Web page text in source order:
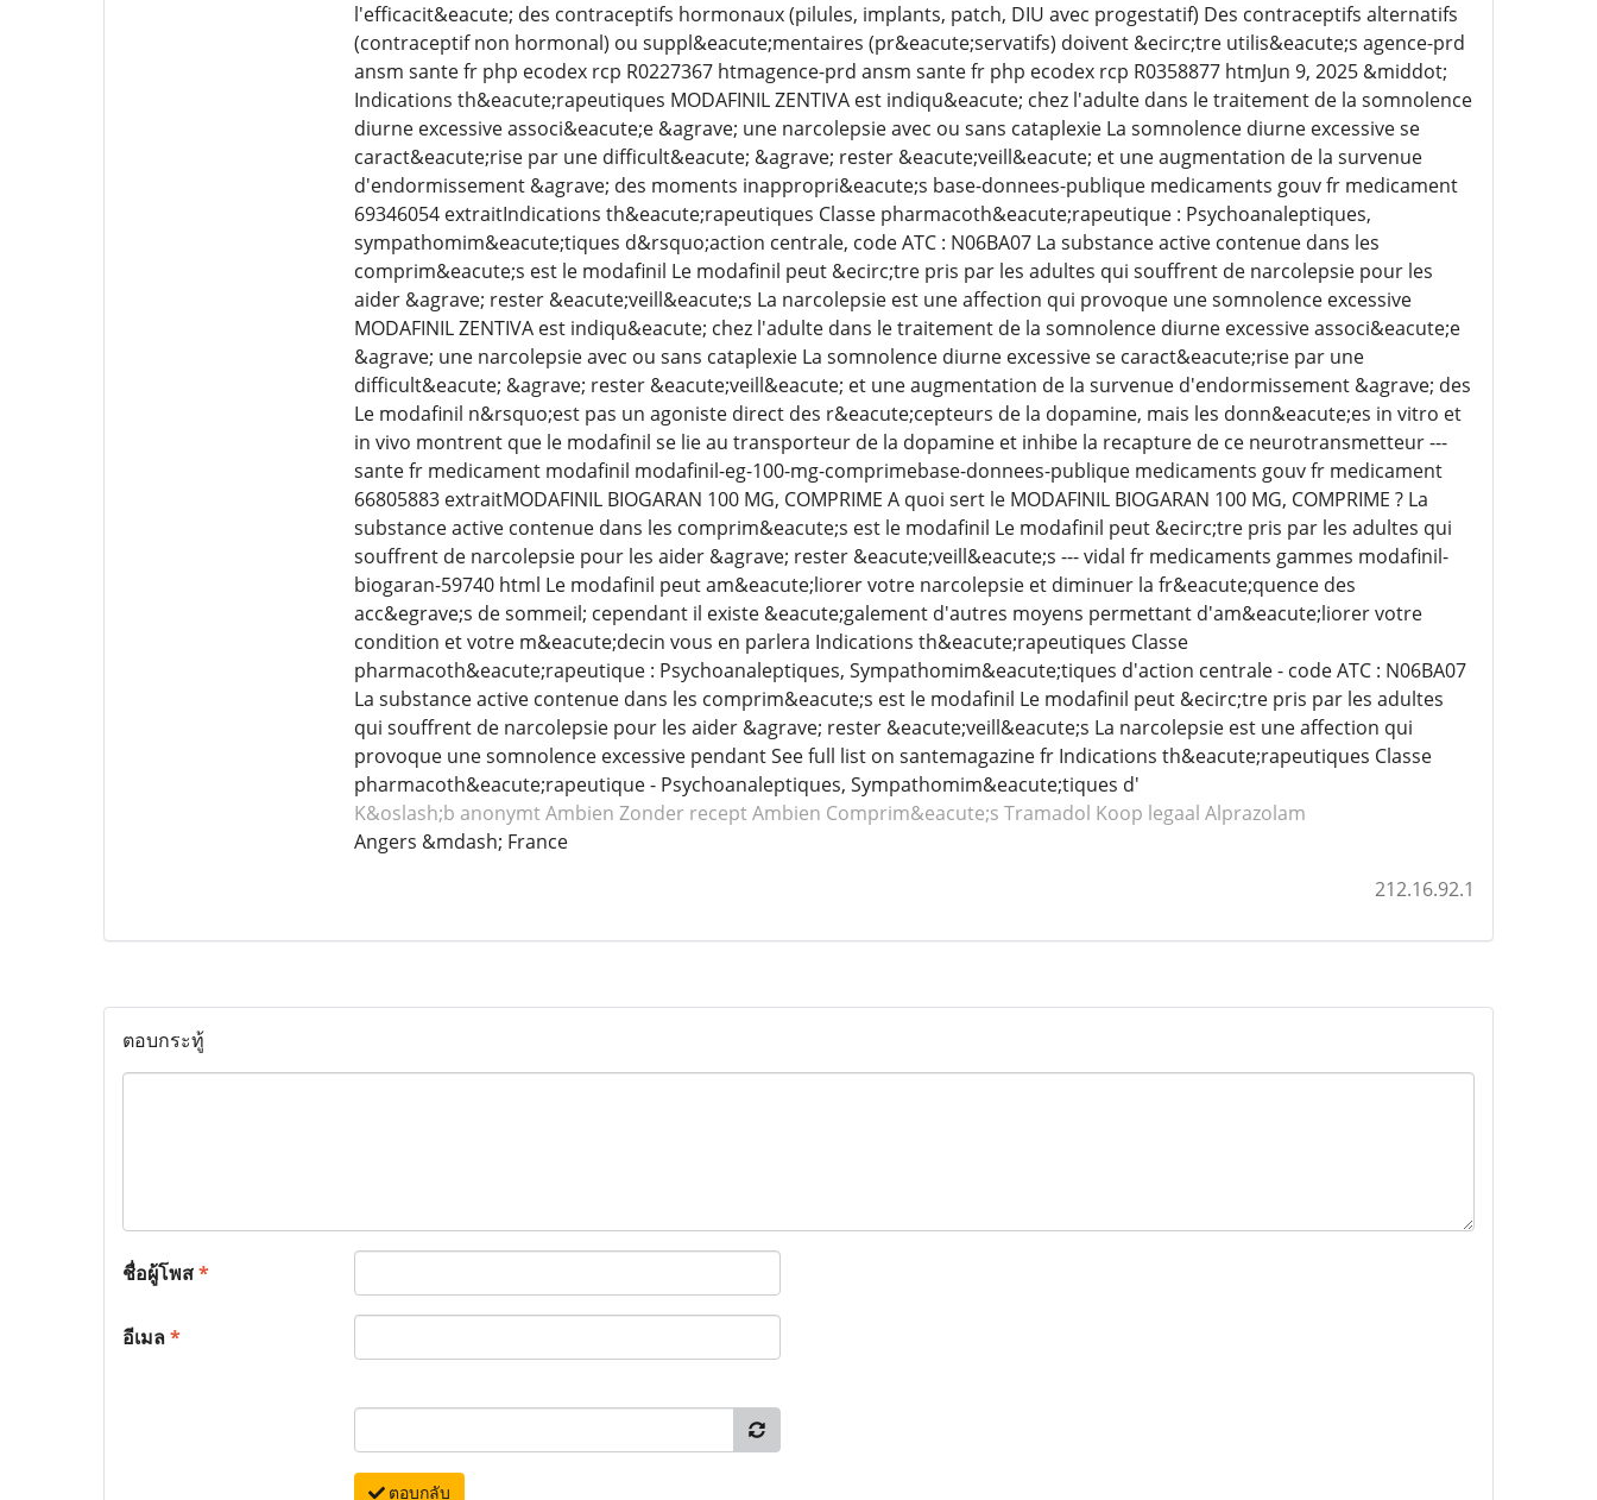
l'efficacit&eacute; des contraceptifs hormonaux (pilules, implants, patch, DIU avec progestatif) Des contraceptifs alternatifs
(contraceptif non hormonal) ou suppl&eacute;mentaires (pr&eacute;servatifs) doivent &ecirc;tre utilis&eacute;s agence-prd
ansm sante fr php ecodex rcp R0227367 htmagence-prd ansm sante fr php ecodex rcp R0358877 htmJun 9, 2025 &middot;
Indications th&eacute;rapeutiques MODAFINIL ZENTIVA est indiqu&eacute; chez l'adulte dans le traitement de la somnolence
diurne excessive associ&eacute;e &agrave; une narcolepsie avec ou sans cataplexie La somnolence diurne excessive se
caract&eacute;rise par une difficult&eacute; &agrave; rester &eacute;veill&eacute; et une augmentation de la survenue
d'endormissement &agrave; des moments inappropri&eacute;s base-donnees-publique medicaments gouv fr medicament
69346054 extraitIndications th&eacute;rapeutiques Classe pharmacoth&eacute;rapeutique : Psychoanaleptiques,
sympathomim&eacute;tiques d&rsquo;action centrale, code ATC : N06BA07 La substance active contenue dans les
comprim&eacute;s est le modafinil Le modafinil peut &ecirc;tre pris par les adultes qui souffrent de narcolepsie pour les
aider &agrave; rester &eacute;veill&eacute;s La narcolepsie est une affection qui provoque une somnolence excessive
MODAFINIL ZENTIVA est indiqu&eacute; chez l'adulte dans le traitement de la somnolence diurne excessive associ&eacute;e
&agrave; une narcolepsie avec ou sans cataplexie La somnolence diurne excessive se caract&eacute;rise par une
difficult&eacute; &agrave; rester &eacute;veill&eacute; et une augmentation de la survenue d'endormissement &agrave; des
Le modafinil n&rsquo;est pas un agoniste direct des r&eacute;cepteurs de la dopamine, mais les donn&eacute;es in vitro et
in vivo montrent que le modafinil se lie au transporteur de la dopamine et inhibe la recapture de ce neurotransmetteur ---
sante fr medicament modafinil modafinil-eg-100-mg-comprimebase-donnees-publique medicaments gouv fr medicament
66805883 extraitMODAFINIL BIOGARAN 100 MG, COMPRIME A quoi sert le MODAFINIL BIOGARAN 100 MG, COMPRIME ? La
substance active contenue dans les comprim&eacute;s est le modafinil Le modafinil peut &ecirc;tre pris par les adultes qui
souffrent de narcolepsie pour les aider &agrave; rester &eacute;veill&eacute;s --- vidal fr medicaments gammes modafinil-
biogaran-59740 html Le modafinil peut am&eacute;liorer votre narcolepsie et diminuer la fr&eacute;quence des
acc&egrave;s de sommeil; cependant il existe &eacute;galement d'autres moyens permettant d'am&eacute;liorer votre
condition et votre m&eacute;decin vous en parlera Indications th&eacute;rapeutiques Classe
pharmacoth&eacute;rapeutique : Psychoanaleptiques, Sympathomim&eacute;tiques d'action centrale - code ATC : N06BA07
La substance active contenue dans les comprim&eacute;s est le modafinil Le modafinil peut &ecirc;tre pris par les adultes
qui souffrent de narcolepsie pour les aider &agrave; rester &eacute;veill&eacute;s La narcolepsie est une affection qui
provoque une somnolence excessive pendant See full list on santemagazine fr Indications th&eacute;rapeutiques Classe
pharmacoth&eacute;rapeutique - Psychoanaleptiques, Sympathomim&eacute;tiques d'
K&oslash;b anonymt Ambien Zonder recept Ambien Comprim&eacute;s Tramadol Koop legaal Alprazolam
Angers &mdash; France
212.16.92.1
ตอบกระทู้
ชื่อผู้โพส*
อีเมล*
ตอบกลับ